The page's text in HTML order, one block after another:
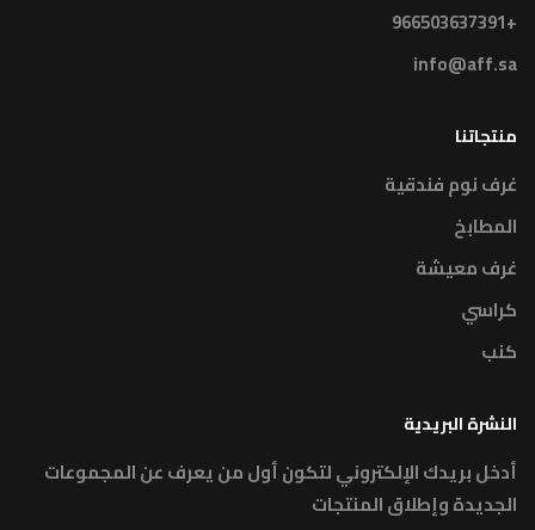
+966503637391
info@aff.sa
منتجاتنا
غرف نوم فندقية
المطابخ
غرف معيشة
كراسي
كنب
النشرة البريدية
أدخل بريدك الإلكتروني لتكون أول من يعرف عن المجموعات
الجديدة وإطلاق المنتجات